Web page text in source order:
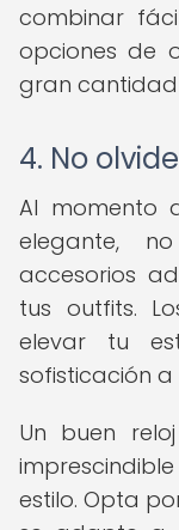
combinar
opciones de
gran
4. No
Al momento
elegante,
accesorios
tus outfits.
elevar tu
sofisticación a
Un buen
estilo. Opta